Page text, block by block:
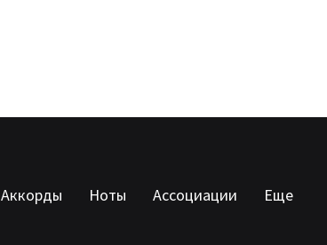
Аккорды Ноты Ассоциации Еще